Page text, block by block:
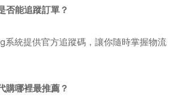
否能追蹤訂單？
系統提供官方追蹤碼，讓你隨時掌握物流
購哪裡最推薦？